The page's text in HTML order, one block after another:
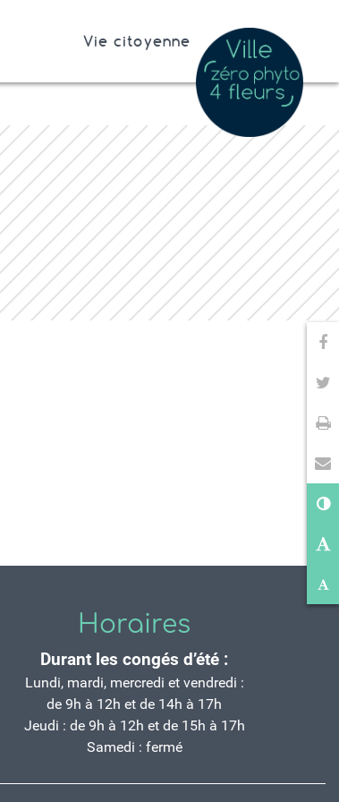
Vie citoyenne
Horaires
Durant les congés d’été :
Lundi, mardi, mercredi et vendredi :
de 9h à 12h et de 14h à 17h
Jeudi : de 9h à 12h et de 15h à 17h
Samedi : fermé